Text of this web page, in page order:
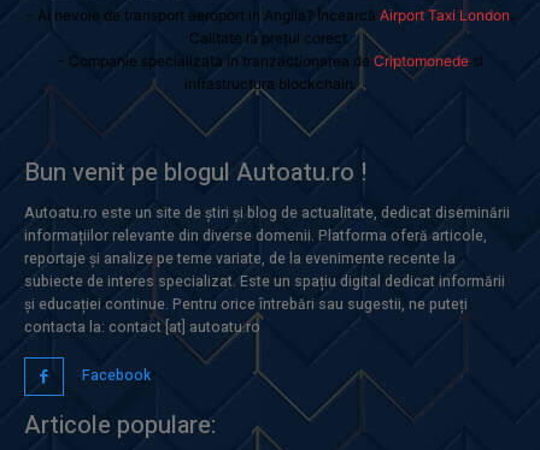
- Ai nevoie de transport aeroport in Anglia? Încearcă Airport Taxi London
Calitate la prețul corect.
- Companie specializata in tranzactionarea de Criptomonedesi
infrastructura blockchain.
Bun venit pe blogul Autoatu.ro !
Autoatu.ro este un site de știri și blog de actualitate, dedicat diseminării
informațiilor relevante din diverse domenii. Platforma oferă articole,
reportaje și analize pe teme variate, de la evenimente recente la
subiecte de interes specializat. Este un spațiu digital dedicat informării
și educației continue. Pentru orice întrebări sau sugestii, ne puteți
contacta la: contact [at] autoatu.ro
Facebook
Articole populare: